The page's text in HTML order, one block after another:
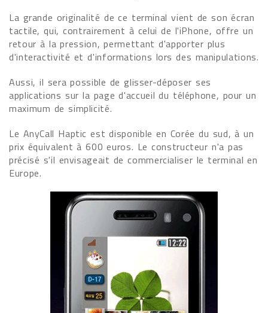
La grande originalité de ce terminal vient de son écran
tactile, qui, contrairement à celui de l'iPhone, offre un
retour à la pression, permettant d'apporter plus
d'interactivité et d'informations lors des manipulations.
Aussi, il sera possible de glisser-déposer ses
applications sur la page d'accueil du téléphone, pour un
maximum de simplicité.
Le AnyCall Haptic est disponible en Corée du sud, à un
prix équivalent à 600 euros. Le constructeur n'a pas
précisé s'il envisageait de commercialiser le terminal en
Europe.